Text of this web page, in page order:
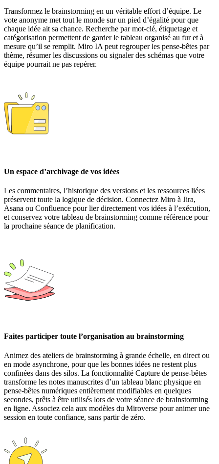
Transformez le brainstorming en un véritable effort d’équipe. Le
vote anonyme met tout le monde sur un pied d’égalité pour que
chaque idée ait sa chance. Recherche par mot‑clé, étiquetage et
catégorisation permettent de garder le tableau organisé au fur et à
mesure qu’il se remplit. Miro IA peut regrouper les pense-bêtes par
thème, résumer les discussions ou signaler des schémas que votre
équipe pourrait ne pas repérer.
Un espace d’archivage de vos idées
Les commentaires, l’historique des versions et les ressources liées
préservent toute la logique de décision. Connectez Miro à Jira,
Asana ou Confluence pour lier directement vos idées à l’exécution,
et conservez votre tableau de brainstorming comme référence pour
la prochaine séance de planification.
Faites participer toute l’organisation au brainstorming
Animez des ateliers de brainstorming à grande échelle, en direct ou
en mode asynchrone, pour que les bonnes idées ne restent plus
confinées dans des silos. La fonctionnalité Capture de pense-bêtes
transforme les notes manuscrites d’un tableau blanc physique en
pense-bêtes numériques entièrement modifiables en quelques
secondes, prêts à être utilisés lors de votre séance de brainstorming
en ligne. Associez cela aux modèles du Miroverse pour animer une
session en toute confiance, sans partir de zéro.